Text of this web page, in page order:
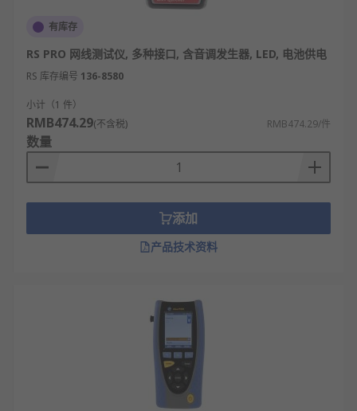
有库存
RS PRO 网线测试仪, 多种接口, 含音调发生器, LED, 电池供电
RS 库存编号 136-8580
小计（1 件）
RMB474.29(不含税) RMB474.29/件
数量
添加
产品技术资料